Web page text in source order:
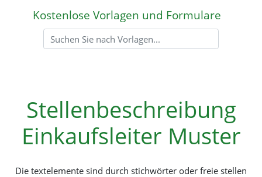
Kostenlose Vorlagen und Formulare
Stellenbeschreibung
Einkaufsleiter Muster
Die textelemente sind durch stichwörter oder freie stellen